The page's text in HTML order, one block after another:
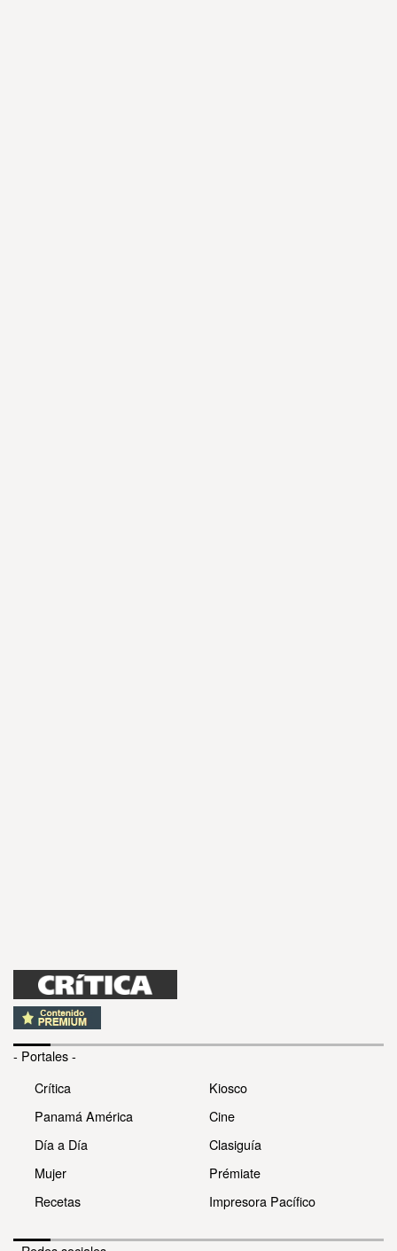
- Portales -
Crítica
Panamá América
Día a Día
Mujer
Recetas
Kiosco
Cine
Clasiguía
Prémiate
Impresora Pacífico